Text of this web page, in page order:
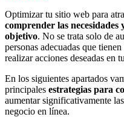
Optimizar tu sitio web para
comprender las
objetivo. No se trata solo de
personas adecuadas que
realizar acciones deseadas en
En los siguientes apartados
principales estrategias para
aumentar significativamente
negocio en línea.